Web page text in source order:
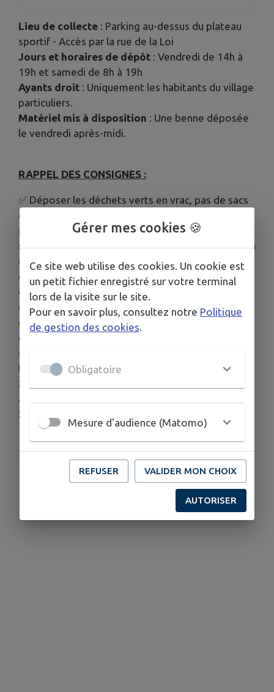
Lieu de collecte : Parking au-dessus du plateau
sportif - Accès par la rue de la Loi
Jours et horaires de dépôt : Vendredi de 14h à
19h et samedi de 8h à 19h
Ayants droit : Uniquement les habitants du village
particuliers.
Matériel mis à disposition : Une benne déposée
le vendredi après-midi.
RAPPEL DES CONSIGNES :
✅ Déposer les déchets verts en vrac, pas de sacs
dans la benne. Ne rien déposer à côté de la benne.
✅ Ne pas surcharger la benne. Cette dernière doit
servir à un maximum de personnes, en particulier à
celles qui ne peuvent pas se déplacer à la
déchetterie. Si vous avez une grosse quantité de
déchets verts (suppression d'une haie par
exemple), merci de les apporter directement à la
déchetterie où une benne « Déchets verts » est
disponible.
✅ Déchets
tailles de haies et d'arbustes, déchets floraux.
❌ Déchets
autres déchets.
❌
Publié par Mairie de Steinbach
Gérer mes cookies 🍪
Ce site web utilise des cookies. Un cookie est
un petit fichier enregistré sur votre terminal
lors de la visite sur le site.
Pour en savoir plus, consultez notre Politique
de gestion des cookies.
Obligatoire
Mesure d'audience (Matomo)
REFUSER VALIDER MON CHOIX
AUTORISER